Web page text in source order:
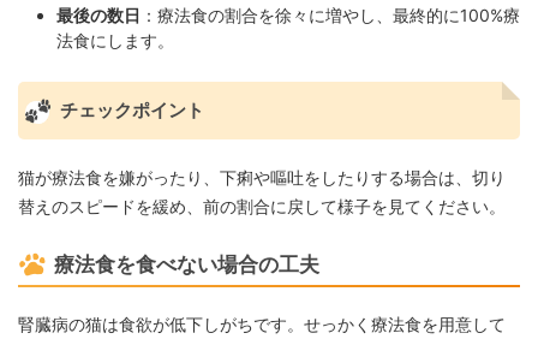
最後の数日 ：療法食の割合を徐々に増やし、最終的に100%療
法食にします。
チェックポイント
猫が療法食を嫌がったり、下痢や嘔吐をしたりする場合は、切り
替えのスピードを緩め、前の割合に戻して様子を見てください。
療法食を食べない場合の工夫
腎臓病の猫は食欲が低下しがちです。せっかく療法食を用意して